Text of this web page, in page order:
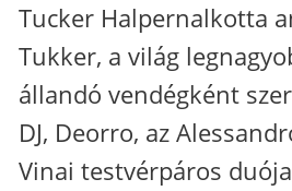
Tucker Halpernalkotta
Tukker, a világ
állandó vendégként
DJ, Deorro, az
Vinai testvérpáros